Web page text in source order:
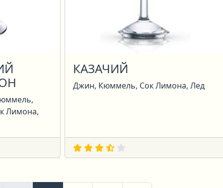
Лимона,
КАЗАЧИЙ
Джин, Кюммель, Сок Лимона, Лед